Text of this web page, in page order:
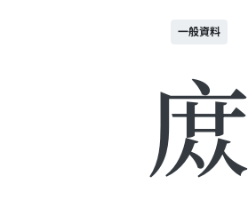
一般資料
庻